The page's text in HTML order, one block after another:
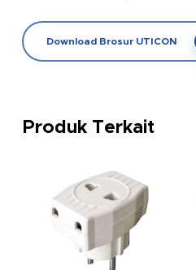
Download Brosur UTICON
Produk Terkait